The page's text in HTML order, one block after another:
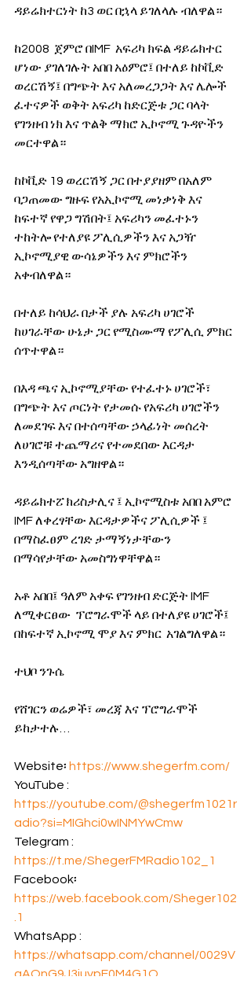
ዳይሬክተርነት ከ3 ወር በኋላ ይገለላሉ ብለዋል።
ከ2008  ጀምሮ በIMF  አፍሪካ ክፍል ዳይሬክተር
ሆነው ያገለገሉት አበበ አዕምሮ፤ በተለይ ከኮቪድ
ወረርሽኝ፤ በግጭት እና አለመረጋጋት እና ሌሎች
ፈተናዎች ወቅት አፍሪካ ከድርጅቱ ጋር ባላት
የገንዘብ ነክ እና ጥልቅ ማክሮ ኢኮኖሚ ጉዳዮችን
መርተዋል።
ከኮቪድ 19 ወረርሽኝ ጋር በተያያዘም በአለም
ባጋጠመው ግዙፍ የአኢኮኖሚ መነቃነቅ እና
ከፍተኛ የዋጋ ግሽበት፤ አፍሪካን መፈተኑን
ተከትሎ የተለያዩ ፖሊሲዎችን እና አጋዥ
ኢኮኖሚያዊ ውሳኔዎችን እና ምክሮችን
አቀብለዋል።
በተለይ ከሳህራ በታች ያሉ አፍሪካ ሀገሮች
ከሀገራቸው ሁኔታ ጋር የሚስሙማ የፖሊሲ ምክር
ሰጥተዋል።
በእዳ ጫና ኢኮኖሚያቸው የተፈተኑ ሀገሮች፣
በግጭት እና ጦርነት የታመሱ የአፍሪካ ሀገሮችን
ለመደገፍ እና በተሰጣቸው ኃላፊነት መሰረት
ለሀገሮቹ ተጨማሪና የተመደበው እርዳታ
እንዲሰጣቸው አግዘዋል።
ዳይሬክተፘ ክሪስታሊና ፤ ኢኮኖሚስቱ አበበ አምሮ
IMF ለቀረፃቸው እርዳታዎችና ፖሊሲዎች ፤
በማስፈፀም ረገድ ታማኝነታቸውን
በማሳየታቸው አመስግነዋቸዋል።
አቶ አበበ፤ ዓለም አቀፍ የገንዘብ ድርጅት IMF
ለሚቀርፀው  ፕሮግራሞች ላይ በተለያዩ ሀገሮች፤
በከፍተኛ ኢኮኖሚ ሞያ እና ምክር  አገልግለዋል።
ተህቦ ንጉሴ
የሸገርን ወሬዎች፣ መረጃ እና ፕሮግራሞች
ይከታተሉ…
Website፡ https://www.shegerfm.com/
YouTube :
https://youtube.com/@shegerfm1021r
adio?si=MIGhci0wINMYwCmw
Telegram :
https://t.me/ShegerFMRadio102_1
Facebook፡
https://web.facebook.com/Sheger102
.1
WhatsApp :
https://whatsapp.com/channel/0029V
aAOnG9J3juypE0M4G1O